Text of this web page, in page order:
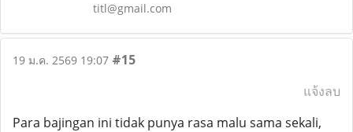
titl@gmail.com
19 ม.ค. 2569 19:07 #15
แจ้งลบ
Para bajingan ini tidak punya rasa malu sama sekali,